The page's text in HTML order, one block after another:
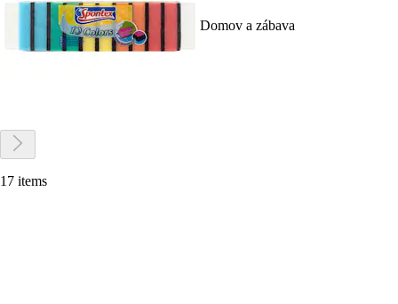
Domov a zábava
17 items